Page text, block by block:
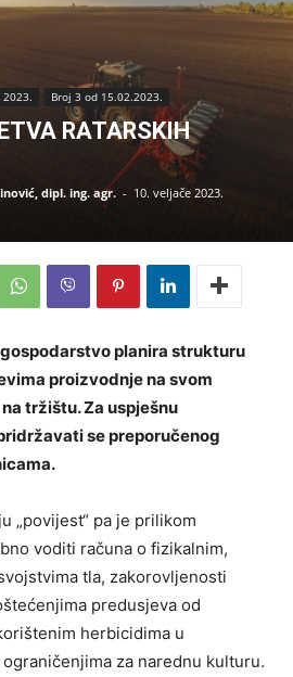
2023. Broj 3 od 15.02.2023.
RATARSKIH
dipl. ing. agr. - 10. veljače 2023.
planira strukturu
proizvodnje na svom
tržištu. Za uspješnu
se preporučenog
„povijest“ pa je prilikom
voditi računa o fizikalnim,
tla, zakorovljenosti
predusjeva od
herbicidima u
za narednu kulturu.